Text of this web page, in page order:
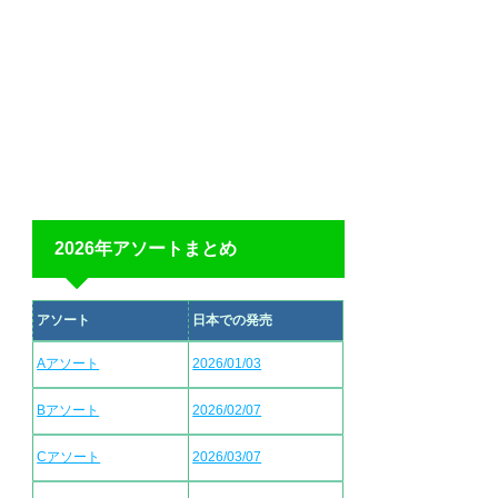
2026年アソートまとめ
アソート 日本での発売
Aアソート 2026/01/03
Bアソート 2026/02/07
Cアソート 2026/03/07